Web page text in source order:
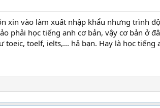
xin vào làm xuất nhập khẩu nhưng trình
phải học tiếng anh cơ bản, vậy cơ bản ở
toeic, toelf, ielts,... hả bạn. Hay là học tiếng